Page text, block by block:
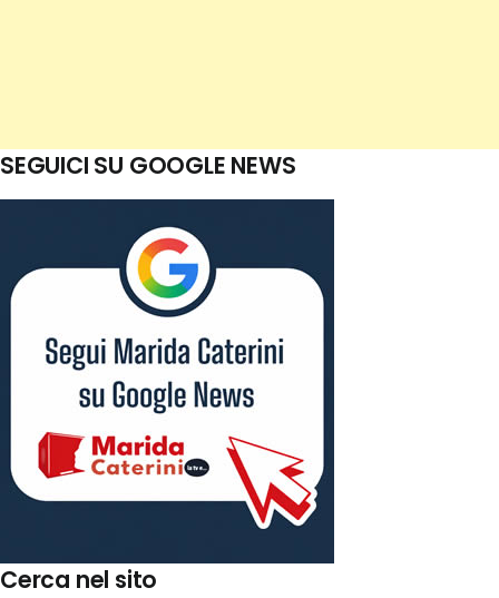
SEGUICI SU GOOGLE NEWS
Cerca nel sito